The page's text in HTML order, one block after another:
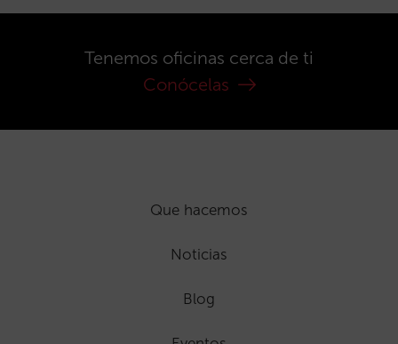
Tenemos oficinas cerca de ti
Conócelas
Que hacemos
Noticias
Blog